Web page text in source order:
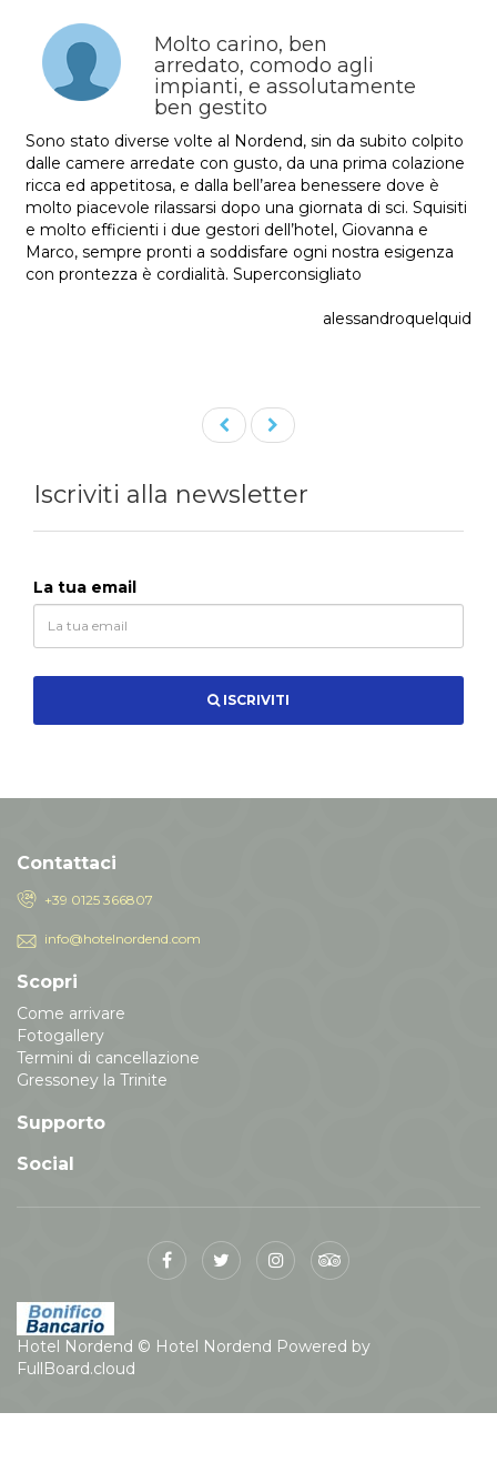
Molto carino, ben
arredato, comodo agli
impianti, e assolutamente
ben gestito
Sono stato diverse volte al Nordend, sin da subito colpito
dalle camere arredate con gusto, da una prima colazione
ricca ed appetitosa, e dalla bell’area benessere dove è
molto piacevole rilassarsi dopo una giornata di sci. Squisiti
e molto efficienti i due gestori dell’hotel, Giovanna e
Marco, sempre pronti a soddisfare ogni nostra esigenza
con prontezza è cordialità. Superconsigliato
alessandroquelquid
Iscriviti alla newsletter
La tua email
ISCRIVITI
Contattaci
+39 0125 366807
info@hotelnordend.com
Scopri
Come arrivare
Fotogallery
Termini di cancellazione
Gressoney la Trinite
Supporto
Social
Hotel Nordend © Hotel Nordend Powered by
FullBoard.cloud